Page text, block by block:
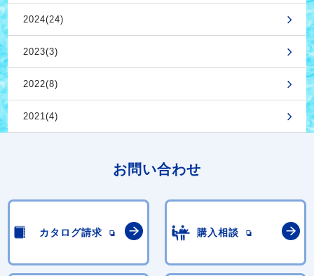
2024(24)
2023(3)
2022(8)
2021(4)
お問い合わせ
カタログ請求 購入相談